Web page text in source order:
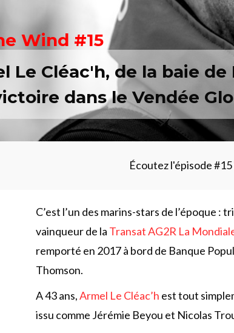
Wind #15
Le Cléac'h, de la baie de
dans le Vendée
Écoutez l'épisode #15
C’est l’un des marins-stars de l’époque :
vainqueur de la Transat AG2R La
remporté en 2017 à bord de Banque
Thomson.
A 43 ans,Armel Le Cléac’h est tout
issu comme Jérémie Beyou et Nicolas